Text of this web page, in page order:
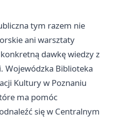
tym razem nie
ani warsztaty
dawkę wiedzy z
Wojewódzka Biblioteka
Kultury w Poznaniu
ma pomóc
się w Centralnym